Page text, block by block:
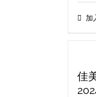
加
佳